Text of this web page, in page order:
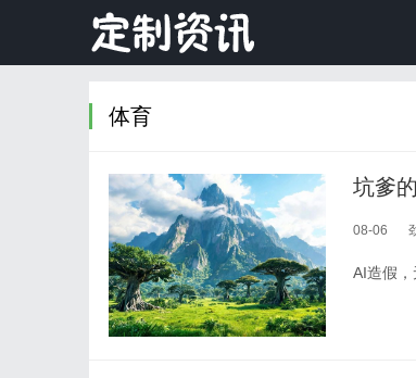
体育
坑爹
08-06
AI造假，